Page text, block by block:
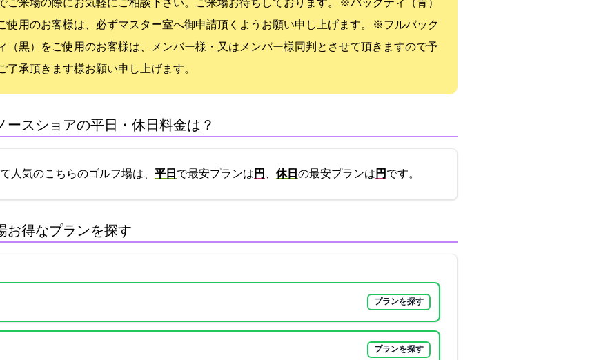
ご来場の際にお気軽にご相談下さい。ご来場お待ちしております。 ※バックティ（青）
使用のお客様は、必ずマスター室へ御申請頂くようお願い申し上げます。 ※フルバック
（黒）をご使用のお客様は、メンバー様・又はメンバー様同判とさせて頂きますので予
了承頂きます様お願い申し上げます。
スショアCC)の平日・休日料金は？
人気のこちらのゴルフ場は、 平日 で最安プランは 5620円 、 休日 の最安プランは 9800円 です。
お得なプランを探す
プランを探す
プランを探す